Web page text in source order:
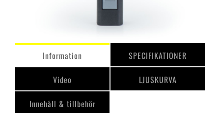
Information SPECIFIKATIONER
Video LJUSKURVA
Innehåll & tillbehör